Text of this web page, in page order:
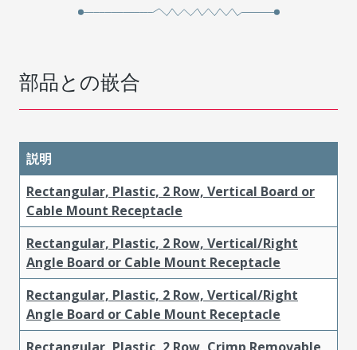
部品との嵌合
説明
Rectangular, Plastic, 2 Row, Vertical Board or
Cable Mount Receptacle
Rectangular, Plastic, 2 Row, Vertical/Right
Angle Board or Cable Mount Receptacle
Rectangular, Plastic, 2 Row, Vertical/Right
Angle Board or Cable Mount Receptacle
Rectangular, Plastic, 2 Row, Crimp Removable